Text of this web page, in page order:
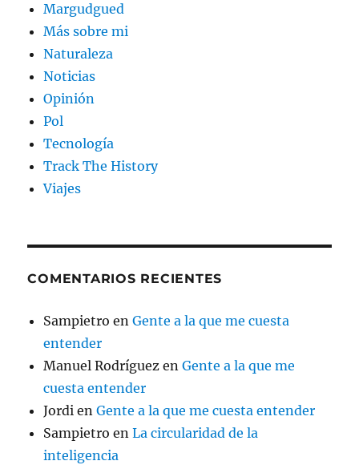
Margudgued
Más sobre mi
Naturaleza
Noticias
Opinión
Pol
Tecnología
Track The History
Viajes
COMENTARIOS RECIENTES
Sampietro enGente a la que me cuesta
entender
Manuel Rodríguez enGente a la que me
cuesta entender
Jordi enGente a la que me cuesta entender
Sampietro enLa circularidad de la
inteligencia